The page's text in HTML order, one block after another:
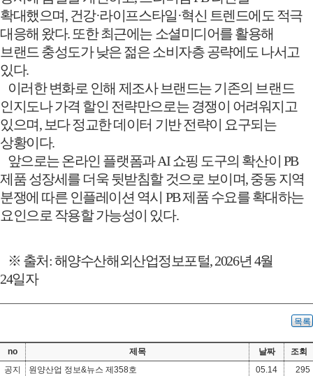
확대했으며, 건강·라이프스타일·혁신 트렌드에도 적극
대응해 왔다. 또한 최근에는 소셜미디어를 활용해
브랜드 충성도가 낮은 젊은 소비자층 공략에도 나서고
있다.
이러한 변화로 인해 제조사 브랜드는 기존의 브랜드
인지도나 가격 할인 전략만으로는 경쟁이 어려워지고
있으며, 보다 정교한 데이터 기반 전략이 요구되는
상황이다.
앞으로는 온라인 플랫폼과AI쇼핑 도구의 확산이 PB
제품 성장세를 더욱 뒷받침할 것으로 보이며,중동 지역
분쟁에 따른 인플레이션 역시 PB제품 수요를 확대하는
요인으로 작용할 가능성이 있다.
※ 출처:해양수산해외산업정보포털, 2026년 4월
24일자
목록
no 제목 날짜
조회
공지
원양산업 정보&뉴스 제358호 05.14
295